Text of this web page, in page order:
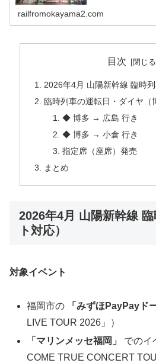
て運行します。どちら
め、コンサート後の帰
railfromokayama2.com
目次
2026年4月 山陽新幹線 臨時列
臨時列車の運転日・ダイヤ（
◆ 博多 → 広島 行き
◆ 博多 → 小倉 行き
指定席（座席）発売
まとめ
2026年4月 山陽新幹線
ト対応）
対象イベント
福岡市の 「みずほPayPayド
LIVE TOUR 2026」）
「マリンメッセ福岡」
でのイ
COME TRUE CONCERT